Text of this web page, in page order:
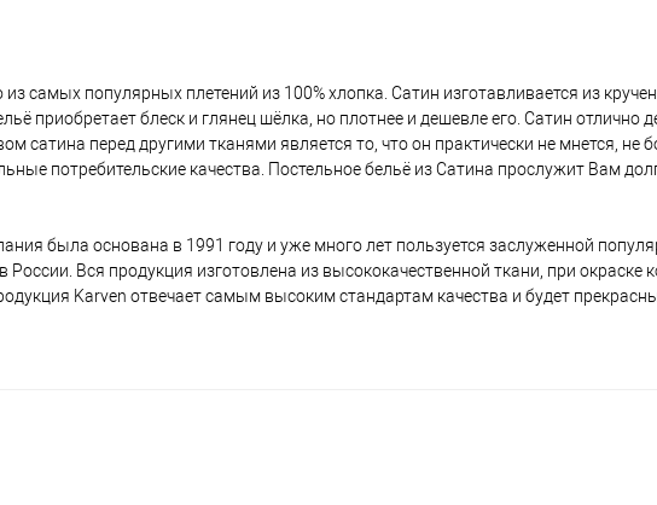
самых популярных плетений из 100% хлопка. Сатин изготавливается из
приобретает блеск и глянец шёлка, но плотнее и дешевле его. Сатин отлично
перед другими тканями является то, что он практически не мнется, не
потребительские качества. Постельное бельё из Сатина прослужит Вам
была основана в 1991 году и уже много лет пользуется заслуженной
России. Вся продукция изготовлена из высококачественной ткани, при окраске
Karven отвечает самым высоким стандартам качества и будет